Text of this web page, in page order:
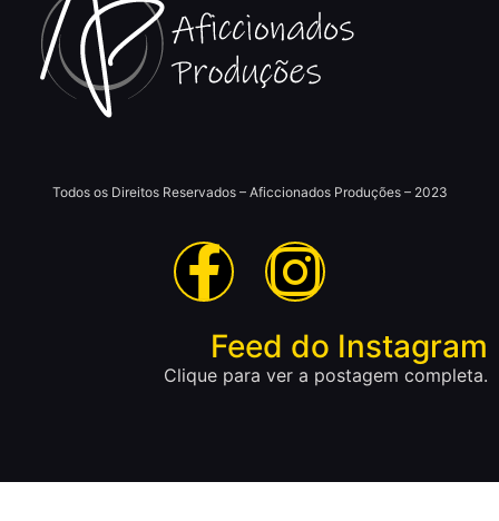
Todos os Direitos Reservados – Aficcionados Produções – 2023
Feed do Instagram
Clique para ver a postagem completa.